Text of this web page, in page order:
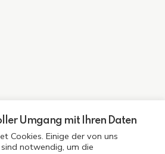
Entdecken Sie
Umgang mit Ihren Daten
Cookies. Einige der von uns
notwendig, um die